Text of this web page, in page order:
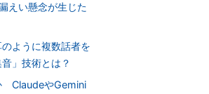
い懸念が生じた
ように複数話者を
」技術とは？
ClaudeやGemini